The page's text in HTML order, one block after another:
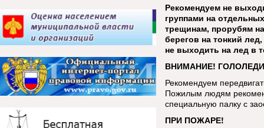
Рекомендуем не
группами на
трещинам, прорубям
берегов на тонкий
не выходить на лед в
ВНИМАНИЕ!
Рекомендуем
Пожилым людям
специальную палку с
ПРИ ПОЖАРЕ!